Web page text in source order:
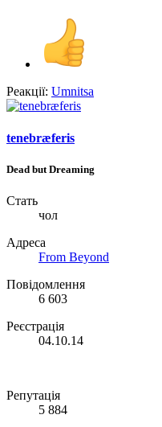
Реакції: Umnitsa
tenebræferis
Dead but Dreaming
Стать
чол
Адреса
From Beyond
Повідомлення
6 603
Реєстрація
04.10.14
Репутація
5 884